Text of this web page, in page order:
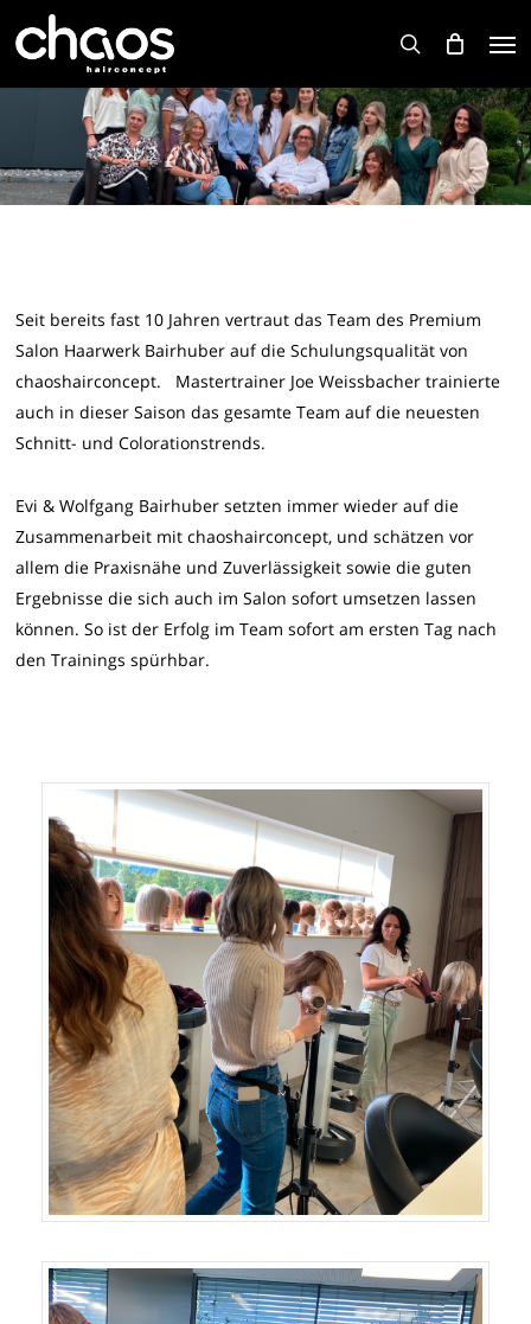
search
Seit bereits fast 10 Jahren vertraut das Team des Premium
Salon Haarwerk Bairhuber auf die Schulungsqualität von
chaoshairconcept. Mastertrainer Joe Weissbacher trainierte
auch in dieser Saison das gesamte Team auf die neuesten
Schnitt- und Colorationstrends.
Evi & Wolfgang Bairhuber setzten immer wieder auf die
Zusammenarbeit mit chaoshairconcept, und schätzen vor
allem die Praxisnähe und Zuverlässigkeit sowie die guten
Ergebnisse die sich auch im Salon sofort umsetzen lassen
können. So ist der Erfolg im Team sofort am ersten Tag nach
den Trainings spürhbar.